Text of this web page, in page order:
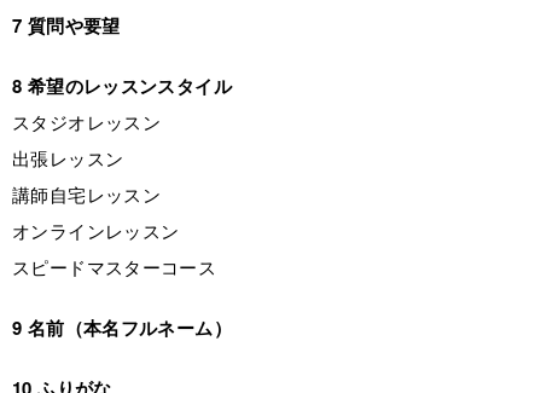
7 質問や要望
8 希望のレッスンスタイル
スタジオレッスン
出張レッスン
講師自宅レッスン
オンラインレッスン
スピードマスターコース
9 名前（本名フルネーム）